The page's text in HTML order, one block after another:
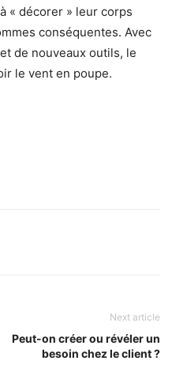
« décorer » leur corps
conséquentes. Avec
de nouveaux outils, le
le vent en poupe.
Next article
Peut-on créer ou révéler un
besoin chez le client ?